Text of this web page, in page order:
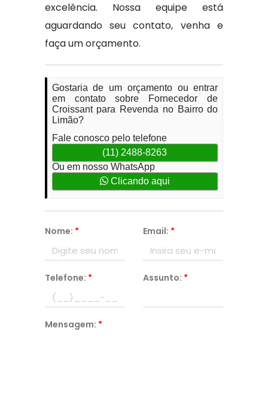
excelência. Nossa equipe está
aguardando seu contato, venha e
faça um orçamento.
Gostaria de um orçamento ou entrar
em contato sobre Fornecedor de
Croissant para Revenda no Bairro do
Limão?
Fale conosco pelo telefone
(11) 2488-8263
Ou em nosso WhatsApp
Clicando aqui
Nome: * Email: *
Telefone: * Assunto: *
Mensagem: *